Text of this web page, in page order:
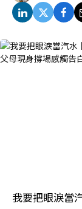
我要把眼淚當